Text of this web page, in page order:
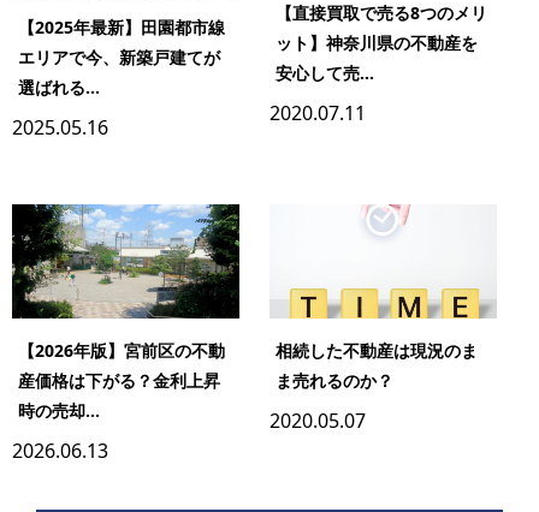
【2025年最新】田園都市線
エリアで今、新築戸建てが
選ばれる...
2025.05.16
【直接買取で売る8つのメリ
ット】神奈川県の不動産を
安心して売...
2020.07.11
【2026年版】宮前区の不動
産価格は下がる？金利上昇
時の売却...
2026.06.13
相続した不動産は現況のま
ま売れるのか？
2020.05.07